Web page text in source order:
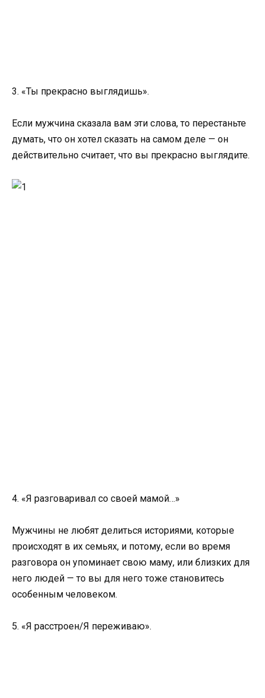
3. «Ты прекрасно выглядишь».
Если мужчина сказала вам эти слова, то перестаньте
думать, что он хотел сказать на самом деле — он
действительно считает, что вы прекрасно выглядите.
4. «Я разговаривал со своей мамой…»
Мужчины не любят делиться историями, которые
происходят в их семьях, и потому, если во время
разговора он упоминает свою маму, или близких для
него людей — то вы для него тоже становитесь
особенным человеком.
5. «Я расстроен/Я переживаю».